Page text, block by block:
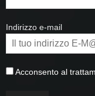
Indirizzo e-mail
Acconsento al